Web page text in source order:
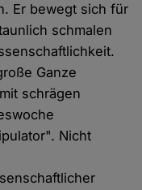
Er bewegt sich für
schmalen
Ganze
schrägen
Nicht